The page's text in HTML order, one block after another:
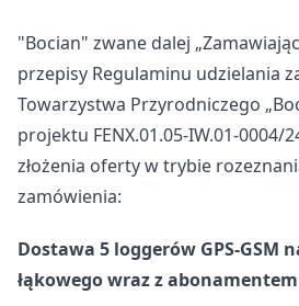
"Bocian" zwane dalej
przepisy Regulaminu udzielania
Towarzystwa Przyrodniczego
projektu FENX.01.05-IW.01-0004/
złożenia oferty w trybie
zamówienia:
Dostawa 5 loggerów GPS-GSM
łąkowego wraz z abonamentem